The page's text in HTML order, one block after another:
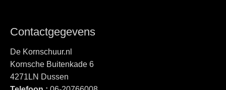
Contactgegevens
De Kornschuur.nl
Kornsche Buitenkade 6
4271LN Dussen